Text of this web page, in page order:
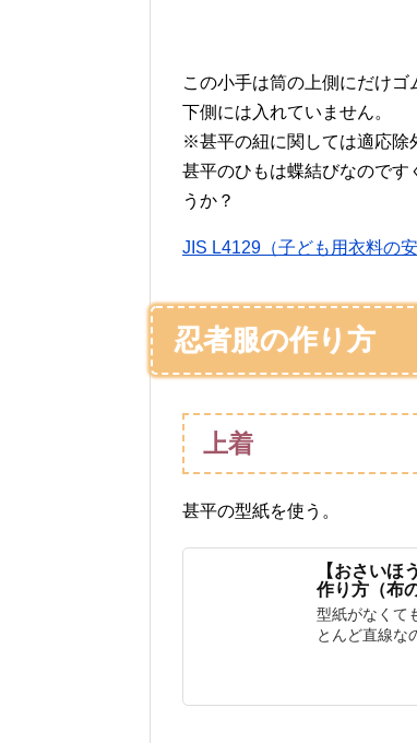
この小手は筒の上側にだけゴ
下側には入れていません。
※甚平の紐に関しては適応除
甚平のひもは蝶結びなのです
うか？
JIS L4129（子ども用衣料の
忍者服の作り方
上着
甚平の型紙を使う。
【おさいほ
作り方（布
型紙がなくて
とんど直線な